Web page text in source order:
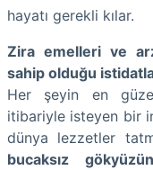
hayatı gerekli kılar.
Zira emelleri ve
sahip olduğu
Her şeyin en
itibariyle isteyen bir
dünya lezzetler
bucaksız